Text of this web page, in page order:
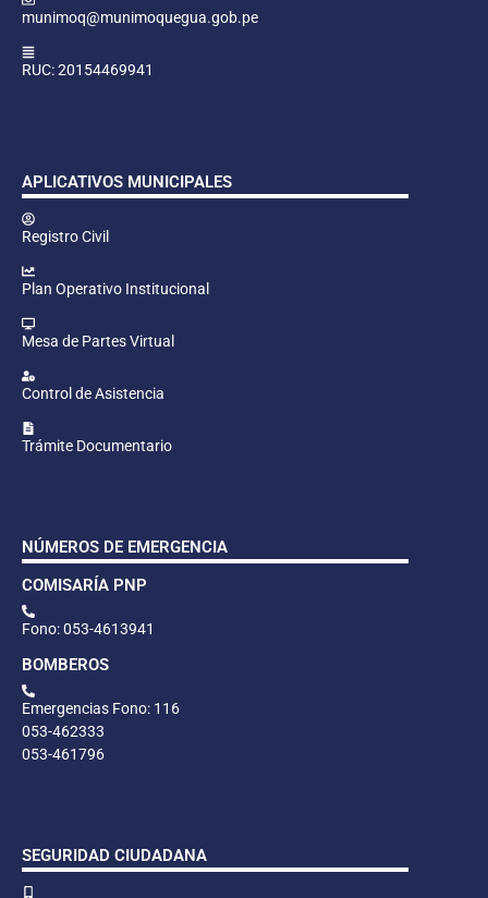
munimoq@munimoquegua.gob.pe
RUC: 20154469941
APLICATIVOS MUNICIPALES
Registro Civil
Plan Operativo Institucional
Mesa de Partes Virtual
Control de Asistencia
Trámite Documentario
NÚMEROS DE EMERGENCIA
COMISARÍA PNP
Fono: 053-4613941
BOMBEROS
Emergencias Fono: 116
053-462333
053-461796
SEGURIDAD CIUDADANA